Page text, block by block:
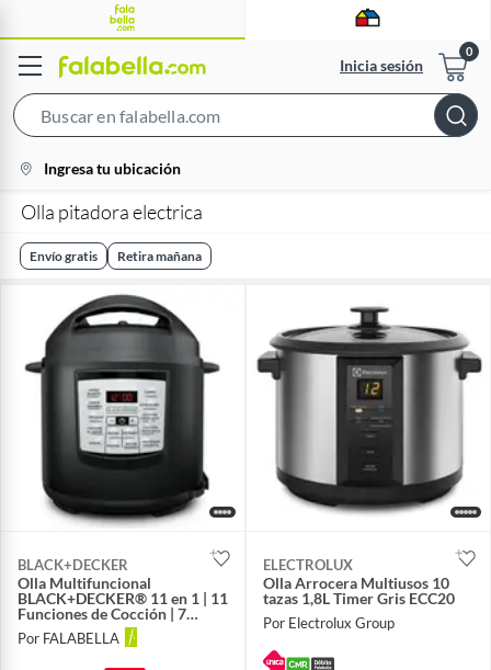
Inicia sesión
Bar
location-
icon
Ingresa tu ubicación
Olla pitadora electrica
Envío gratis Retira mañana
BLACK+DECKER
Olla Multifuncional
BLACK+DECKER® 11 en 1 | 11
Funciones de Cocción | 7
Funciones de Olla a Presión y
7 Funciones sin Presión| 9
Por FALABELLA
ELECTROLUX
Olla Arrocera Multiusos 10
tazas 1,8L Timer Gris ECC20
Por Electrolux Group